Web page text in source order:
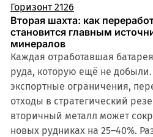
Горизонт 2126
Вторая шахта: как
становится главным
минералов
Каждая отработавшая
руда, которую ещё не
экспортные ограничения,
отходы в стратегический
вторичный металл может
новых рудниках на 25–40%.